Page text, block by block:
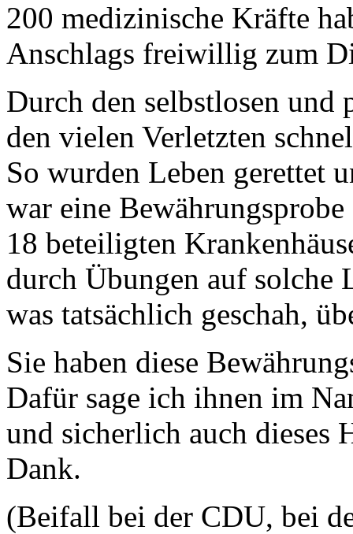
200 medizinische Kräfte
Anschlags freiwillig zum
Durch den selbstlosen und
den vielen Verletzten
So wurden Leben gerettet
war eine
18 beteiligten
durch Übungen auf solche
was tatsächlich geschah,
Sie haben diese
Dafür sage ich ihnen im
und sicherlich auch dieses
Dank.
(Beifall bei der CDU, bei